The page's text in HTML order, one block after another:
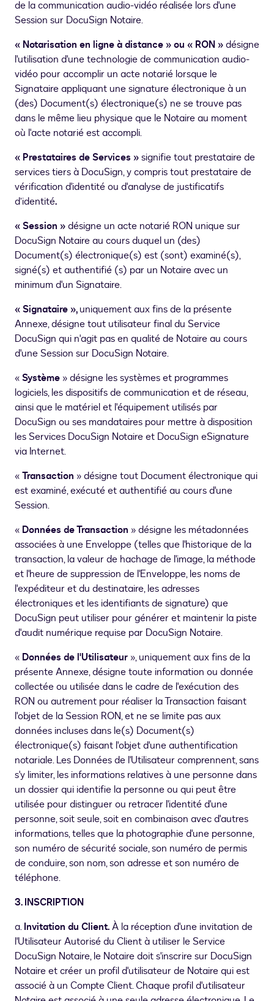
de la communication audio-vidéo réalisée lors d'une
Session sur DocuSign Notaire.
« Notarisation en ligne à distance » ou « RON »désigne
l'utilisation d'une technologie de communication audio-
vidéo pour accomplir un acte notarié lorsque le
Signataire appliquant une signature électronique à un
(des) Document(s) électronique(s) ne se trouve pas
dans le même lieu physique que le Notaire au moment
où l'acte notarié est accompli.
« Prestataires de Services »signifie tout prestataire de
services tiers à DocuSign, y compris tout prestataire de
vérification d'identité ou d'analyse de justificatifs
d’identité.
« Session »désigne un acte notarié RON unique sur
DocuSign Notaire au cours duquel un (des)
Document(s) électronique(s) est (sont) examiné(s),
signé(s) et authentifié (s) par un Notaire avec un
minimum d'un Signataire.
« Signataire »,uniquement aux fins de la présente
Annexe, désigne tout utilisateur final du Service
DocuSign qui n'agit pas en qualité de Notaire au cours
d'une Session sur DocuSign Notaire.
«Système » désigne les systèmes et programmes
logiciels, les dispositifs de communication et de réseau,
ainsi que le matériel et l'équipement utilisés par
DocuSign ou ses mandataires pour mettre à disposition
les Services DocuSign Notaire et DocuSign eSignature
via Internet.
«Transaction » désigne tout Document électronique qui
est examiné, exécuté et authentifié au cours d'une
Session.
« Données de Transaction » désigne les métadonnées
associées à une Enveloppe (telles que l'historique de la
transaction, la valeur de hachage de l'image, la méthode
et l'heure de suppression de l'Enveloppe, les noms de
l'expéditeur et du destinataire, les adresses
électroniques et les identifiants de signature) que
DocuSign peut utiliser pour générer et maintenir la piste
d'audit numérique requise par DocuSign Notaire.
« Données de l'Utilisateur », uniquement aux fins de la
présente Annexe, désigne toute information ou donnée
collectée ou utilisée dans le cadre de l'exécution des
RON ou autrement pour réaliser la Transaction faisant
l'objet de la Session RON, et ne se limite pas aux
données incluses dans le(s) Document(s)
électronique(s) faisant l'objet d'une authentification
notariale. Les Données de l'Utilisateur comprennent, sans
s'y limiter, les informations relatives à une personne dans
un dossier qui identifie la personne ou qui peut être
utilisée pour distinguer ou retracer l'identité d'une
personne, soit seule, soit en combinaison avec d'autres
informations, telles que la photographie d'une personne,
son numéro de sécurité sociale, son numéro de permis
de conduire, son nom, son adresse et son numéro de
téléphone.
3. INSCRIPTION
a.Invitation du Client.À la réception d'une invitation de
l'Utilisateur Autorisé du Client à utiliser le Service
DocuSign Notaire, le Notaire doit s'inscrire sur DocuSign
Notaire et créer un profil d'utilisateur de Notaire qui est
associé à un Compte Client. Chaque profil d'utilisateur